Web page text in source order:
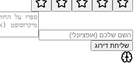
שליחת דירוג